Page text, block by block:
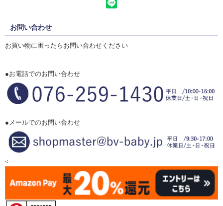
お問い合わせ
お買い物に困ったらお問い合わせください
●お電話でのお問い合わせ
●メールでのお問い合わせ
<